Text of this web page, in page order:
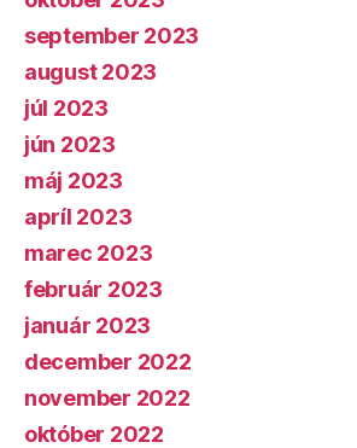
september 2023
august 2023
júl 2023
jún 2023
máj 2023
apríl 2023
marec 2023
február 2023
január 2023
december 2022
november 2022
október 2022